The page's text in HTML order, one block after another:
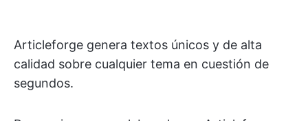
Articleforge genera textos únicos y de alta
calidad sobre cualquier tema en cuestión de
segundos.